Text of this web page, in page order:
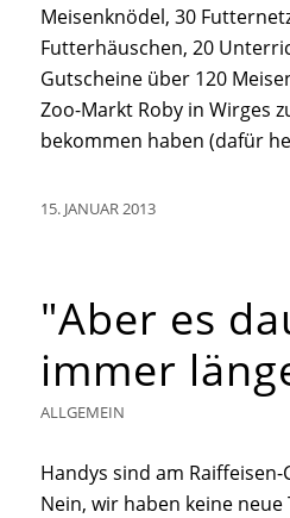
Meisenknödel, 30
Futterhäuschen, 20
Gutscheine über 120
Zoo-Markt Roby in Wirges
bekommen haben (dafür
15. JANUAR 2013
"Aber es
immer
ALLGEMEIN
Handys sind am
Nein, wir haben keine neue